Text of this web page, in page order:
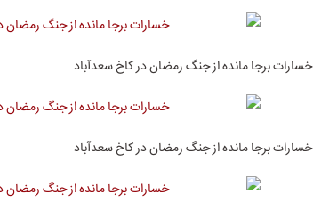
خسارات برجا مانده از جنگ رمضان در کاخ سعدآباد
خسارات برجا مانده از جنگ رمضان در کاخ سعدآباد